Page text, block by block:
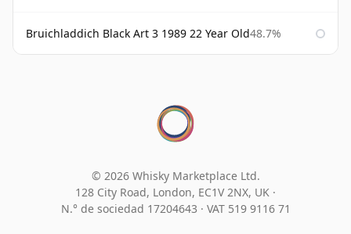
Bruichladdich Black Art 3 1989 22 Year Old48.7%
© 2026 Whisky Marketplace Ltd.
128 City Road, London, EC1V 2NX, UK ·
N.° de sociedad 17204643 · VAT 519 9116 71